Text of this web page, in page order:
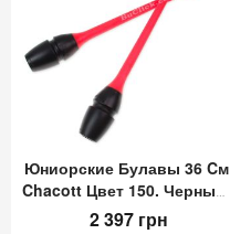
Юниорские Булавы 36 Cм
Chacott Цвет 150. Черный-
Оранжевый
2 397 грн